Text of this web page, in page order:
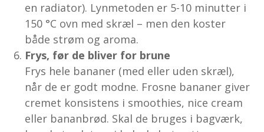
en radiator). Lynmetoden er 5-10 minutter i
150 °C ovn med skræl – men den koster
både strøm og aroma.
Frys, før de bliver for brune
Frys hele bananer (med eller uden skræl),
når de er godt modne. Frosne bananer giver
cremet konsistens i smoothies, nice cream
eller bananbrød. Skal de bruges i bagværk,